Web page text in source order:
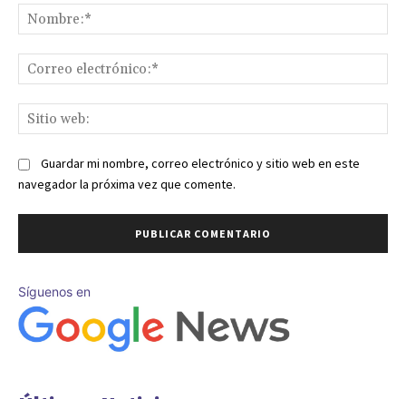
Guardar mi nombre, correo electrónico y sitio web en este
navegador la próxima vez que comente.
Síguenos en